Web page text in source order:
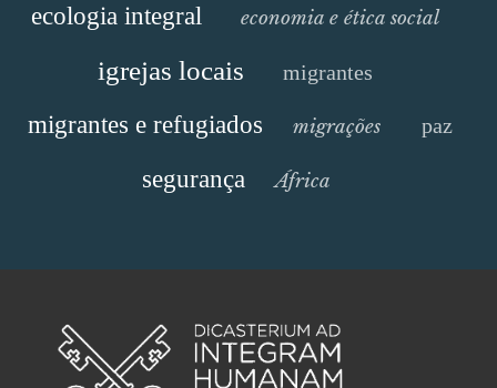
ecologia integral
economia e ética social
igrejas locais migrantes
migrantes e refugiados migrações paz
segurança África